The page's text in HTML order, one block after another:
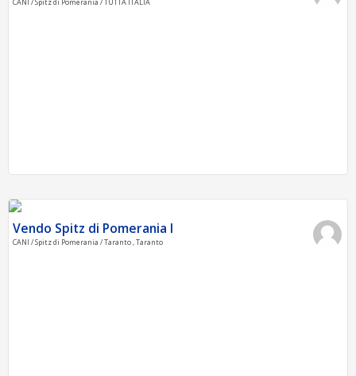
CANI / Spitz di Pomerania / TUTTA ITALIA
Vendo Spitz di Pomerania l
CANI / Spitz di Pomerania / Taranto , Taranto